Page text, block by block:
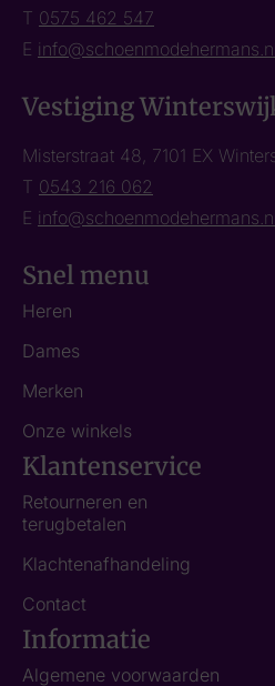
T 0575 462 547
E info@schoenmodehermans.nl
Vestiging
Misterstraat 48, 7101 EX
T 0543 216 062
E info@schoenmodehermans.nl
Snel menu
Heren
Dames
Merken
Onze winkels
Klantenservice
Retourneren en
terugbetalen
Klachtenafhandeling
Contact
Informatie
Algemene voorwaarden